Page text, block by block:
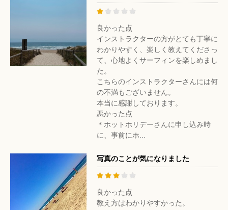
良かった点
インストラクターの方がとても丁寧に
わかりやすく、楽しく教えてくださっ
て、心地よくサーフィンを楽しめまし
た。
こちらのインストラクターさんには何
の不満もございません。
本当に感謝しております。
悪かった点
＊ホットホリデーさんに申し込み時
に、事前にホ...
写真のことが気になりました
良かった点
教え方はわかりやすかった。